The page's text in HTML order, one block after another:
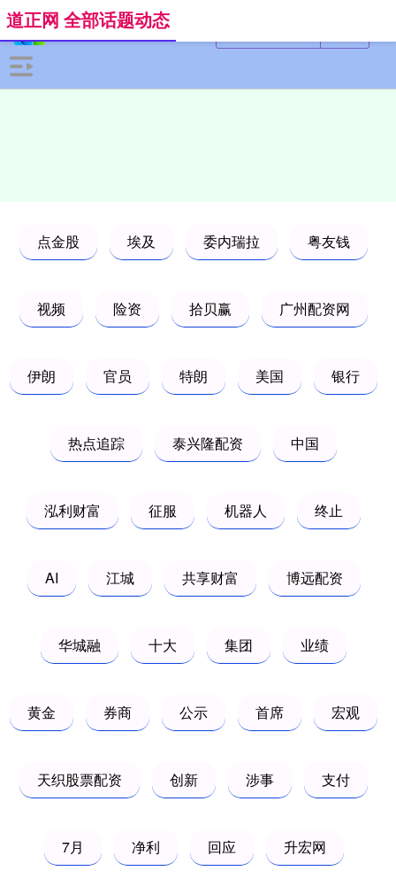
道正网 全部话题动态
点金股 埃及 委内瑞拉 粤友钱
视频 险资 拾贝赢 广州配资网
伊朗 官员 特朗 美国 银行
热点追踪 泰兴隆配资 中国
泓利财富 征服 机器人 终止
AI 江城 共享财富 博远配资
华城融 十大 集团 业绩
黄金 券商 公示 首席 宏观
天织股票配资 创新 涉事 支付
7月 净利 回应 升宏网